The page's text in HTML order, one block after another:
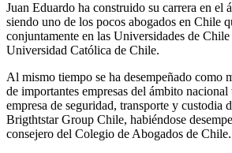
Juan Eduardo ha construido su carrera en el
siendo uno de los pocos abogados en Chile
conjuntamente en las Universidades de
Universidad Católica de Chile.
Al mismo tiempo se ha desempeñado como
de importantes empresas del ámbito
empresa de seguridad, transporte y custodia
Brigthtstar Group Chile, habiéndose
consejero del Colegio de Abogados de Chile.